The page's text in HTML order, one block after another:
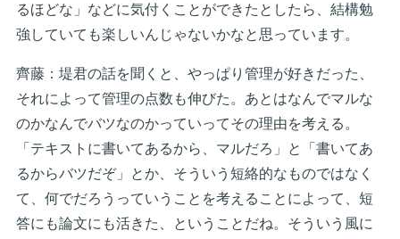
るほどな」などに気付くことができたとしたら、結構勉
強していても楽しいんじゃないかなと思っています。
齊藤：堤君の話を聞くと、やっぱり管理が好きだった、
それによって管理の点数も伸びた。あとはなんでマルな
のかなんでバツなのかっていってその理由を考える。
「テキストに書いてあるから、マルだろ」と「書いてあ
るからバツだぞ」とか、そういう短絡的なものではなく
て、何でだろうっていうことを考えることによって、短
答にも論文にも活きた、ということだね。そういう風に